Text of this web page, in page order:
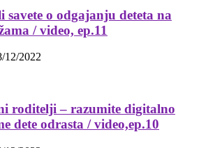
savete o odgajanju deteta na
/ video, ep.11
12/2022
roditelji – razumite digitalno
dete odrasta / video,ep.10